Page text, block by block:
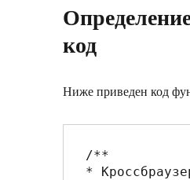
код
Ниже приведен код
/**
*